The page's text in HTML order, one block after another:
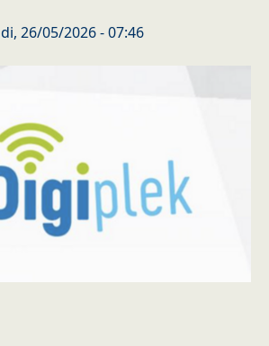
di, 26/05/2026 - 07:46